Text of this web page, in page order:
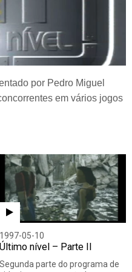
por Pedro Miguel
em vários jogos
1997-05-10
Último nível – Parte II
Segunda parte do programa de